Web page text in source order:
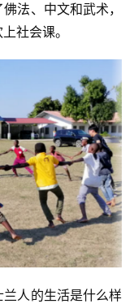
法、中文和武术，
社会课。
人的生活是什么样